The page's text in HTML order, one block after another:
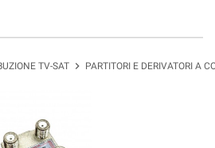
TV-SAT chevron_right PARTITORI E DERIVATORI A